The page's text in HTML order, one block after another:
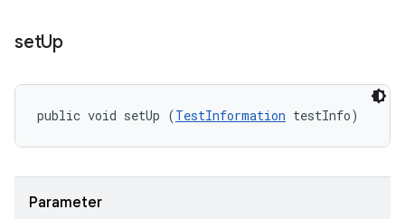
setUp
public void setUp (TestInformation testInfo)
Parameter